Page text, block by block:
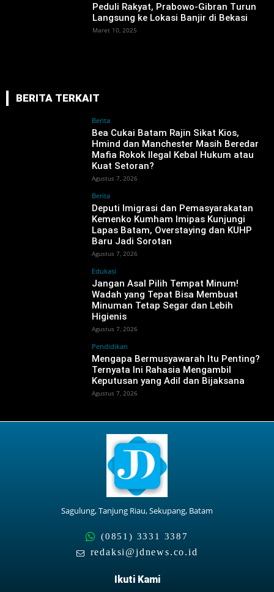
Peduli Rakyat, Prabowo-Gibran Turun
Langsung ke Lokasi Banjir di Bekasi
Maret 10, 2025
BERITA TERKAIT
Berita
‎Bea Cukai Batam Rajin Sikat Kios,
Hmind dan Manchester Masih Beredar
Mafia Rokok Ilegal Kebal Hukum atau
Kuat Setoran?
Agustus 7, 2026
Berita
‎Deputi Imigrasi dan Pemasyarakatan
Kemenko Kumham Imipas Kunjungi
Lapas Batam, Overstaying dan KUHP
Baru Jadi Sorotan
Agustus 7, 2026
Edukasi
Jangan Asal Pilih Tempat Minum!
Wadah yang Tepat Bisa Membuat
Minuman Tetap Segar dan Lebih
Higienis
Agustus 7, 2026
Pendidikan
Mengapa Bermusyawarah Itu Penting?
Ternyata Ini Rahasia Mengambil
Keputusan yang Adil dan Bijaksana
Agustus 7, 2026
Sagulung, Tanjung Riau, Sekupang, Batam
(0851) 3331 3387
redaksi@jdnews.co.id
Ikuti Kami